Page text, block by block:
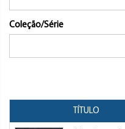
Coleção/Série
TÍTULO